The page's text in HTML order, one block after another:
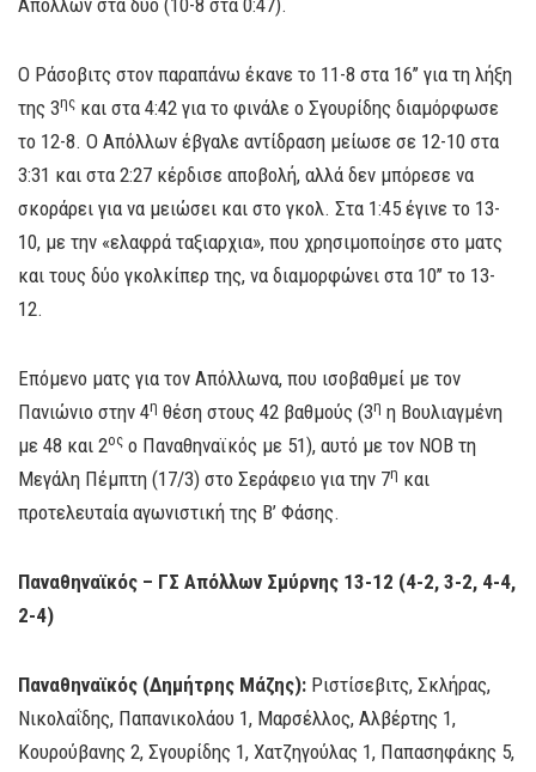
Απόλλων στα δύο (10-8 στα 0:47).
Ο Ράσοβιτς στον παραπάνω έκανε το 11-8 στα 16’’ για τη λήξη
της 3ης και στα 4:42 για το φινάλε ο Σγουρίδης διαμόρφωσε
το 12-8. Ο Απόλλων έβγαλε αντίδραση μείωσε σε 12-10 στα
3:31 και στα 2:27 κέρδισε αποβολή, αλλά δεν μπόρεσε να
σκοράρει για να μειώσει και στο γκολ. Στα 1:45 έγινε το 13-
10, με την «ελαφρά ταξιαρχια», που χρησιμοποίησε στο ματς
και τους δύο γκολκίπερ της, να διαμορφώνει στα 10’’ το 13-
12.
Επόμενο ματς για τον Απόλλωνα, που ισοβαθμεί με τον
Πανιώνιο στην 4η θέση στους 42 βαθμούς (3η η Βουλιαγμένη
με 48 και 2ος ο Παναθηναϊκός με 51), αυτό με τον ΝΟΒ τη
Μεγάλη Πέμπτη (17/3) στο Σεράφειο για την 7η και
προτελευταία αγωνιστική της Β’ Φάσης.
Παναθηναϊκός – ΓΣ Απόλλων Σμύρνης 13-12 (4-2, 3-2, 4-4,
2-4)
Παναθηναϊκός (Δημήτρης Μάζης): Ριστίσεβιτς, Σκλήρας,
Νικολαΐδης, Παπανικολάου 1, Μαρσέλλος, Αλβέρτης 1,
Kουρούβανης 2, Σγουρίδης 1, Χατζηγούλας 1, Παπασηφάκης 5,